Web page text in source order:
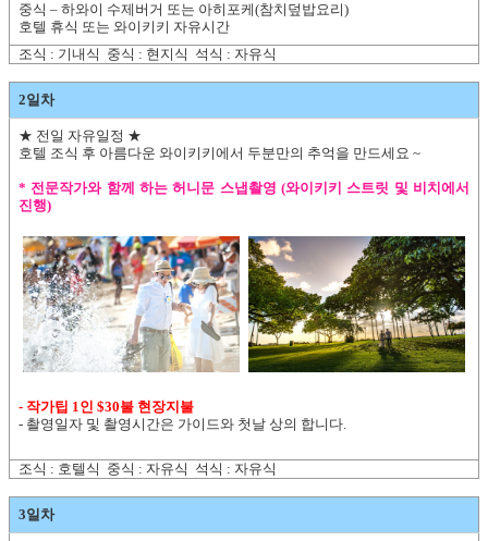
중식 – 하와이 수제버거 또는 아히포케(참치덮밥요리)
호텔 휴식 또는 와이키키 자유시간
조식 : 기내식 중식 : 현지식 석식 : 자유식
2일차
★ 전일 자유일정 ★
호텔 조식 후 아름다운 와이키키에서 두분만의 추억을 만드세요 ~
* 전문작가와 함께 하는 허니문 스냅촬영 (와이키키 스트릿 및 비치에서
진행)
- 작가팁 1인 $30불 현장지불
- 촬영일자 및 촬영시간은 가이드와 첫날 상의 합니다.
조식 : 호텔식 중식 : 자유식 석식 : 자유식
3일차